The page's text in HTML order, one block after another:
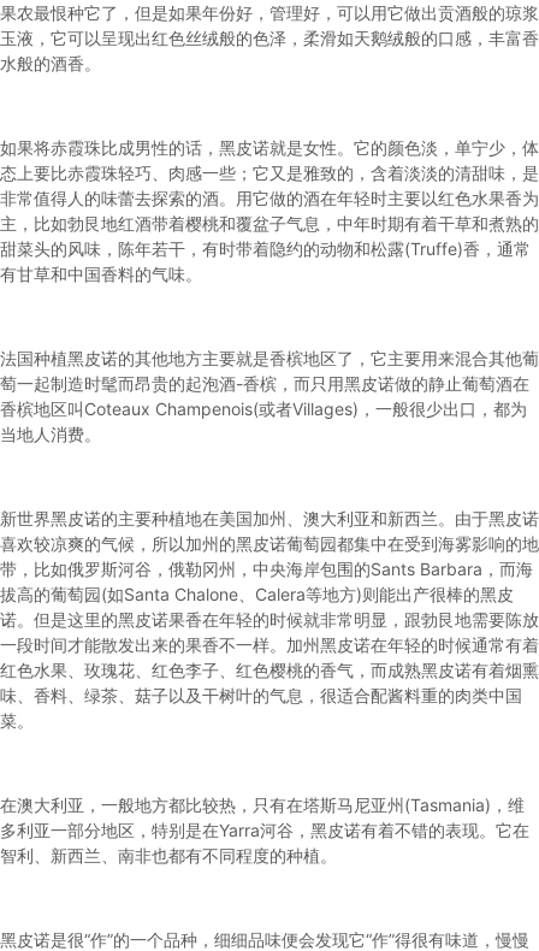
果农最恨种它了，但是如果年份好，管理好，可以用它做出贡酒般的琼浆
玉液，它可以呈现出红色丝绒般的色泽，柔滑如天鹅绒般的口感，丰富香
水般的酒香。
如果将赤霞珠比成男性的话， 黑皮诺就是女性。它的颜色淡，单宁少，体
态上要比赤霞珠轻巧、肉感一些；它又是雅致的，含着淡淡的清甜味，是
非常值得人的味蕾去探索的酒。用它做的酒在年轻时主要以红色水果香为
主，比如勃艮地红酒带着樱桃和覆盆子气息，中年时期有着干草和煮熟的
甜菜头的风味，陈年若干，有时带着隐约的动物和松露(Truffe)香，通常
有甘草和中国香料的气味。
法国种植黑皮诺的其他地方主要就是香槟地区了，它主要用来混合其他葡
萄一起制造时髦而昂贵的起泡酒-香槟，而只用黑皮诺做的静止葡萄酒在
香槟地区叫Coteaux Champenois(或者Villages)，一般很少出口，都为
当地人消费。
新世界黑皮诺的主要种植地在美国加州、澳大利亚和新西兰。由于黑皮诺
喜欢较凉爽的气候，所以加州的黑皮诺葡萄园都集中在受到海雾影响的地
带，比如俄罗斯河谷，俄勒冈州，中央海岸包围的Sants Barbara，而海
拔高的葡萄园(如Santa Chalone、Calera等地方)则能出产很棒的黑皮
诺。但是这里的黑皮诺果香在年轻的时候就非常明显，跟勃艮地需要陈放
一段时间才能散发出来的果香不一样。加州黑皮诺在年轻的时候通常有着
红色水果、玫瑰花、红色李子、红色樱桃的香气，而成熟黑皮诺有着烟熏
味、香料、绿茶、菇子以及干树叶的气息，很适合配酱料重的肉类中国
菜。
在澳大利亚，一般地方都比较热，只有在塔斯马尼亚州(Tasmania)，维
多利亚一部分地区，特别是在Yarra河谷， 黑皮诺有着不错的表现。它在
智利、新西兰、南非也都有不同程度的种植。
黑皮诺是很“作”的一个品种，细细品味便会发现它“作”得很有味道，慢慢